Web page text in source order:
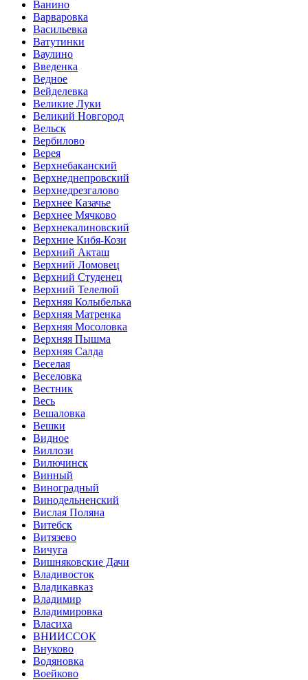
Ванино
Варваровка
Васильевка
Ватутинки
Ваулино
Введенка
Ведное
Вейделевка
Великие Луки
Великий Новгород
Вельск
Вербилово
Верея
Верхнебаканский
Верхнеднепровский
Верхнедрезгалово
Верхнее Казачье
Верхнее Мячково
Верхнекалиновский
Верхние Кибя-Кози
Верхний Акташ
Верхний Ломовец
Верхний Студенец
Верхний Телелюй
Верхняя Колыбелька
Верхняя Матренка
Верхняя Мосоловка
Верхняя Пышма
Верхняя Салда
Веселая
Веселовка
Вестник
Весь
Вешаловка
Вешки
Видное
Виллози
Вилючинск
Винный
Виноградный
Винодельненский
Вислая Поляна
Витебск
Витязево
Вичуга
Вишняковские Дачи
Владивосток
Владикавказ
Владимир
Владимировка
Власиха
ВНИИССОК
Внуково
Водяновка
Воейково